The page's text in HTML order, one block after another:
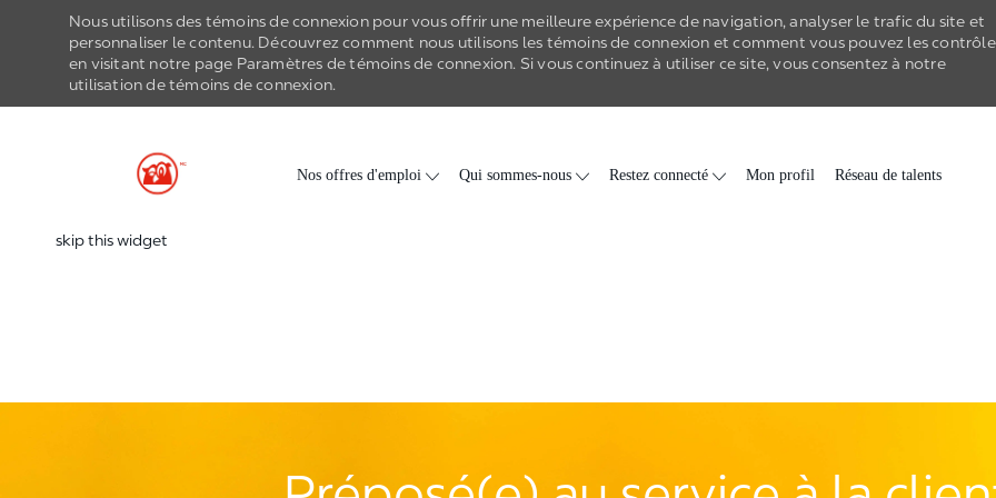
Nous utilisons des témoins de connexion pour vous offrir une meilleure expérience de navigation, analyser le trafic du site et
personnaliser le contenu. Découvrez comment nous utilisons les témoins de connexion et comment vous pouvez les
en visitant notre page Paramètres detémoins de connexion. Si vous continuez à utiliser ce site, vous consentez à notre
utilisation detémoins de connexion.
Skip to main content
Nos offres d'emploi Qui sommes-nous Restez connecté Mon profil Réseau de talents
skip this widget